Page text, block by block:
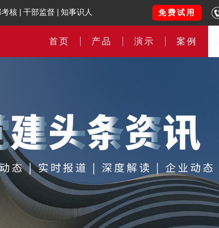
核 干部监督 知事识人 免费试用
首页 产品 演示 案例